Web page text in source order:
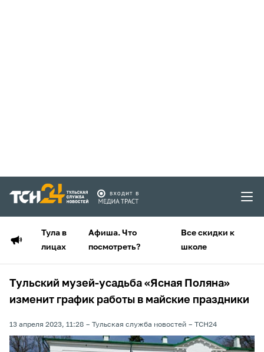
Тула в
лицах
Афиша. Что
посмотреть?
Все скидки к
школе
Тульский музей-усадьба «Ясная Поляна»
изменит график работы в майские праздники
13 апреля 2023, 11:28 Тульская служба новостей ТСН24